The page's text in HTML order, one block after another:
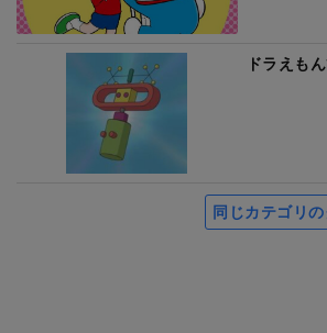
ドラえも
同じカテゴリ